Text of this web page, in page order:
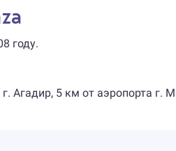
году.
Агадир, 5 км от аэропорта г.